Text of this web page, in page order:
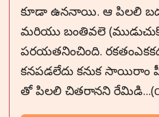
కూడా ఉననాయి. ఆ పిలలి
మరియు బంతివలె
పరయతనించింది.
కనపడలేదు కనుక
తో పిలలి చితరానని